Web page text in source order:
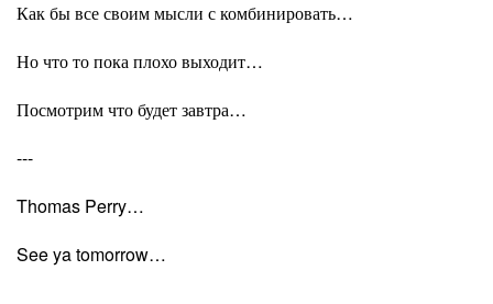
Как бы все своим мысли с комбинировать…
Но что то пока плохо выходит…
Посмотрим что будет завтра…
---
Thomas Perry…
See ya tomorrow…